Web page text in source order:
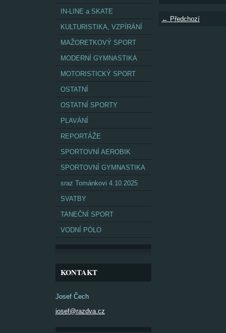
IN-LINE a SKATE
KULTURISTIKA, VZPÍRÁNÍ
MAŽORETKOVÝ SPORT
MODERNÍ GYMNASTIKA
MOTORISTICKÝ SPORT
OSTATNÍ
OSTATNÍ SPORTY
PLAVÁNÍ
REPORTÁŽE
SPORTOVNÍ AEROBIK
SPORTOVNÍ GYMNASTIKA
sraz Tománkovi 4.10.2025
SVATBY
TANEČNÍ SPORT
VODNÍ PÓLO
KONTAKT
Josef Čech
josef@razdva.cz
← Předchozí